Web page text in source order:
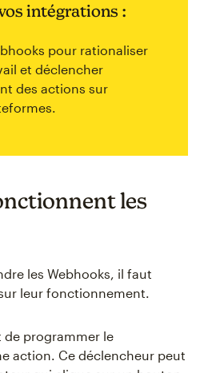
intégrations :
pour rationaliser
et déclencher
des actions sur
les
les Webhooks, il faut
leur fonctionnement.
de programmer le
action. Ce déclencheur peut